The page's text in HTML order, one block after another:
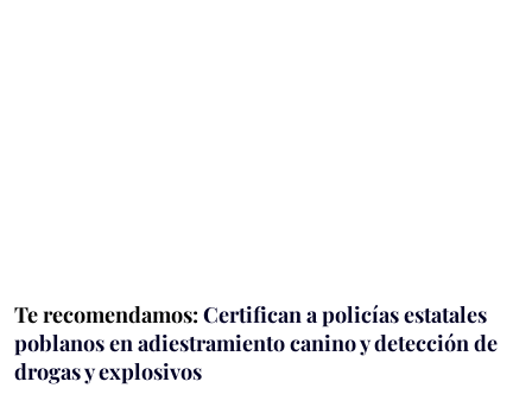
Te recomendamos: Certifican a policías estatales
poblanos en adiestramiento canino y detección de
drogas y explosivos